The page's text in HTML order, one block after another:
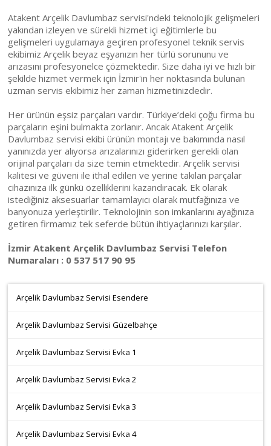
Atakent Arçelik Davlumbaz servisi'ndeki teknolojik gelişmeleri
yakından izleyen ve sürekli hizmet içi eğitimlerle bu
gelişmeleri uygulamaya geçiren profesyonel teknik servis
ekibimiz Arçelik beyaz eşyanızın her türlü sorununu ve
arızasını profesyonelce çözmektedir. Size daha iyi ve hızlı bir
şekilde hizmet vermek için İzmir'in her noktasında bulunan
uzman servis ekibimiz her zaman hizmetinizdedir.
Her ürünün eşsiz parçaları vardır. Türkiye’deki çoğu firma bu
parçaların eşini bulmakta zorlanır. Ancak Atakent Arçelik
Davlumbaz servisi ekibi ürünün montajı ve bakımında nasıl
yanınızda yer alıyorsa arızalarınızı giderirken gerekli olan
orijinal parçaları da size temin etmektedir. Arçelik servisi
kalitesi ve güveni ile ithal edilen ve yerine takılan parçalar
cihazınıza ilk günkü özelliklerini kazandıracak. Ek olarak
istediğiniz aksesuarlar tamamlayıcı olarak mutfağınıza ve
banyonuza yerleştirilir. Teknolojinin son imkanlarını ayağınıza
getiren firmamız tek seferde bütün ihtiyaçlarınızı karşılar.
İzmir Atakent Arçelik Davlumbaz Servisi Telefon
Numaraları : 0 537 517 90 95
Arçelik Davlumbaz Servisi Esendere
Arçelik Davlumbaz Servisi Güzelbahçe
Arçelik Davlumbaz Servisi Evka 1
Arçelik Davlumbaz Servisi Evka 2
Arçelik Davlumbaz Servisi Evka 3
Arçelik Davlumbaz Servisi Evka 4